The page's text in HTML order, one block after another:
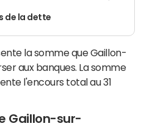
de la dette
la somme que Gaillon-
aux banques. La somme
l'encours total au 31
Gaillon-sur-